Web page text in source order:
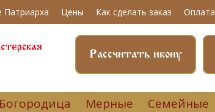
Патриарха Цены Как сделать заказ
Рассчитать икону
Богородица Мерные Семейные